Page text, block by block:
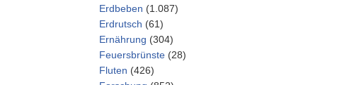
Erdbeben (1.087)
Erdrutsch (61)
Ernährung (304)
Feuersbrünste (28)
Fluten (426)